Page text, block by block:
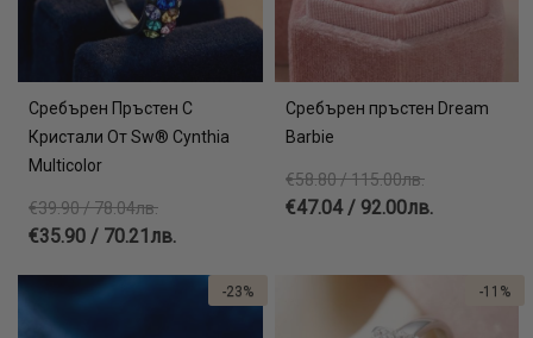
Сребърен Пръстен С
Кристали От Sw® Cynthia
Multicolor
€39.90 / 78.04лв.
€35.90 / 70.21лв.
Сребърен пръстен Dream
Barbie
€58.80 / 115.00лв.
€47.04 / 92.00лв.
-23% -11%